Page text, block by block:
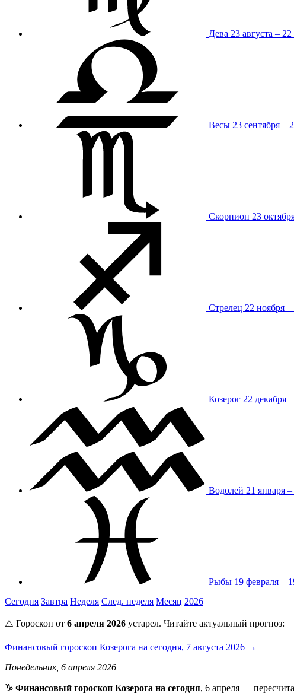
Дева 23 августа – 22
Весы 23 сентября –
Скорпион 23
Стрелец 22 ноября –
Козерог 22 декабря
Водолей 21 января
Рыбы 19 февраля –
Сегодня Завтра Неделя След. неделя Месяц 2026
⚠️ Гороскоп от 6 апреля 2026 устарел. Читайте актуальный прогноз:
Финансовый гороскоп Козерога на сегодня, 7 августа 2026 →
Понедельник, 6 апреля 2026
♑ Финансовый гороскоп Козерога на сегодня, 6 апреля —